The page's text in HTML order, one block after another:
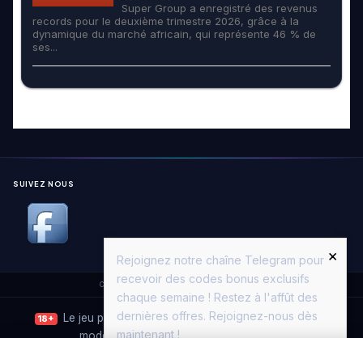
Super Group a enregistré des revenus
records pour le deuxième trimestre 2026, grâce à la
dynamique du marché africain, qui représente 46 % de
ses...
SUIVEZ NOUS
Copyright © 2026. All Rights Reserved. Casino Moon
Rejoignez notre chaîne Telegram pour
recevoir des codes bonus exclusifs
chaque semaine ! Restez à l'affût des
dernières offres. Rejoignez-nous dès
maintenant !
×
18+
Le jeu peut entraîner une dépendance. Jouez avec
modération.Joueurs Info Service